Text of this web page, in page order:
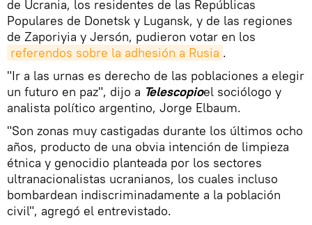
de Ucrania, los residentes de las Repúblicas
Populares de Donetsk y Lugansk, y de las regiones
de Zaporiyia y Jersón, pudieron votar en los
referendos sobre la adhesión a Rusia .
"Ir a las urnas es derecho de las poblaciones a elegir
un futuro en paz", dijo a Telescopioel sociólogo y
analista político argentino, Jorge Elbaum.
"Son zonas muy castigadas durante los últimos ocho
años, producto de una obvia intención de limpieza
étnica y genocidio planteada por los sectores
ultranacionalistas ucranianos, los cuales incluso
bombardean indiscriminadamente a la población
civil", agregó el entrevistado.